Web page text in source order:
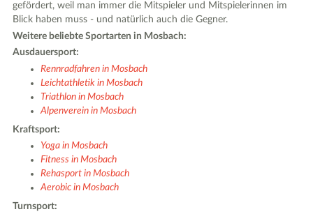
gefördert, weil man immer die Mitspieler und Mitspielerinnen im
Blick haben muss - und natürlich auch die Gegner.
Weitere beliebte Sportarten in Mosbach:
Ausdauersport:
Rennradfahren in Mosbach
Leichtathletik in Mosbach
Triathlon in Mosbach
Alpenverein in Mosbach
Kraftsport:
Yoga in Mosbach
Fitness in Mosbach
Rehasport in Mosbach
Aerobic in Mosbach
Turnsport: